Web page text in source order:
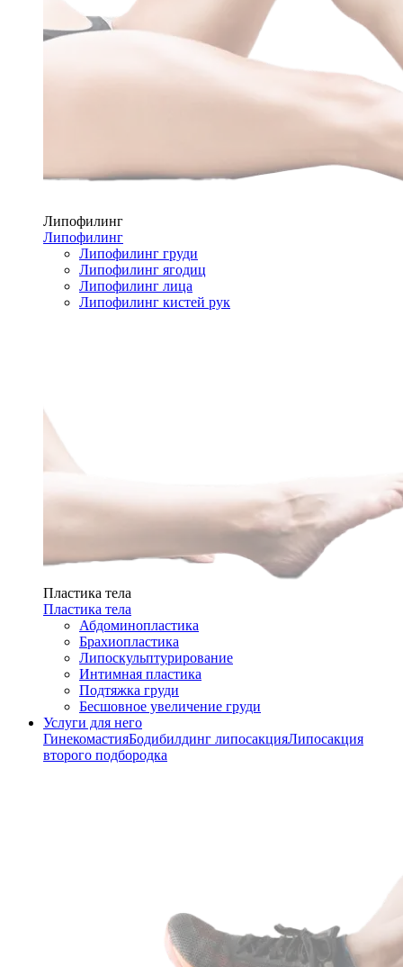
Липофилинг
Липофилинг
Липофилинг груди
Липофилинг ягодиц
Липофилинг лица
Липофилинг кистей рук
Пластика тела
Пластика тела
Абдоминопластика
Брахиопластика
Липоскульптурирование
Интимная пластика
Подтяжка груди
Бесшовное увеличение груди
Услуги для него
ГинекомастияБодибилдинг липосакцияЛипосакция
второго подбородка